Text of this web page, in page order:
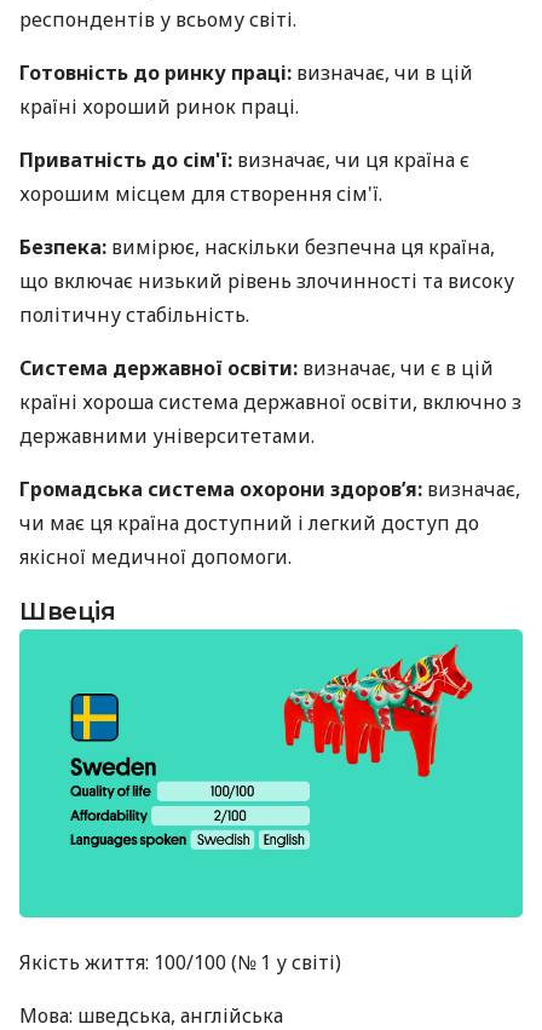
респондентів у всьому світі.
Готовність до ринку праці: визначає, чи в цій
країні хороший ринок праці.
Приватність до сім'ї: визначає, чи ця країна є
хорошим місцем для створення сім'ї.
Безпека: вимірює, наскільки безпечна ця країна,
що включає низький рівень злочинності та високу
політичну стабільність.
Система державної освіти: визначає, чи є в цій
країні хороша система державної освіти, включно з
державними університетами.
Громадська система охорони здоров’я: визначає,
чи має ця країна доступний і легкий доступ до
якісної медичної допомоги.
Швеція
Якість життя: 100/100 (№ 1 у світі)
Мова: шведська, англійська